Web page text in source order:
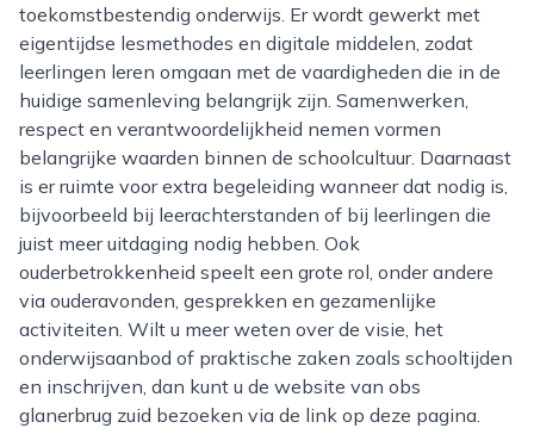
toekomstbestendig onderwijs. Er wordt gewerkt met
eigentijdse lesmethodes en digitale middelen, zodat
leerlingen leren omgaan met de vaardigheden die in de
huidige samenleving belangrijk zijn. Samenwerken,
respect en verantwoordelijkheid nemen vormen
belangrijke waarden binnen de schoolcultuur. Daarnaast
is er ruimte voor extra begeleiding wanneer dat nodig is,
bijvoorbeeld bij leerachterstanden of bij leerlingen die
juist meer uitdaging nodig hebben. Ook
ouderbetrokkenheid speelt een grote rol, onder andere
via ouderavonden, gesprekken en gezamenlijke
activiteiten. Wilt u meer weten over de visie, het
onderwijsaanbod of praktische zaken zoals schooltijden
en inschrijven, dan kunt u de website van obs
glanerbrug zuid bezoeken via de link op deze pagina.